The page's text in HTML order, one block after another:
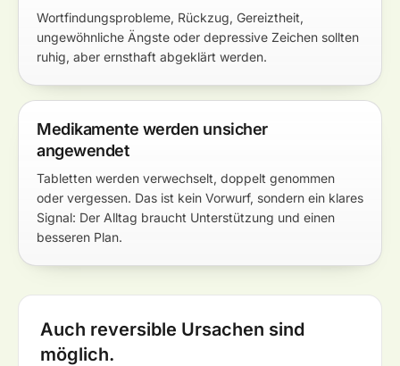
Wortfindungsprobleme, Rückzug, Gereiztheit,
ungewöhnliche Ängste oder depressive Zeichen sollten
ruhig, aber ernsthaft abgeklärt werden.
Medikamente werden unsicher
angewendet
Tabletten werden verwechselt, doppelt genommen
oder vergessen. Das ist kein Vorwurf, sondern ein klares
Signal: Der Alltag braucht Unterstützung und einen
besseren Plan.
Auch reversible Ursachen sind
möglich.